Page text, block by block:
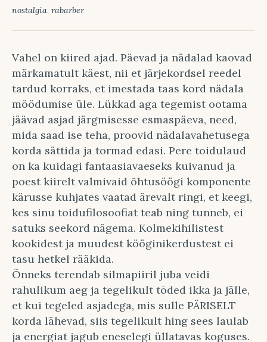
nostalgia, rabarber
Vahel on kiired ajad. Päevad ja nädalad kaovad
märkamatult käest, nii et järjekordsel reedel
tardud korraks, et imestada taas kord nädala
möödumise üle. Lükkad aga tegemist ootama
jäävad asjad järgmisesse esmaspäeva, need,
mida saad ise teha, proovid nädalavahetusega
korda sättida ja tormad edasi. Pere toidulaud
on ka kuidagi fantaasiavaeseks kuivanud ja
poest kiirelt valmivaid õhtusöögi komponente
kärusse kuhjates vaatad ärevalt ringi, et keegi,
kes sinu toidufilosoofiat teab ning tunneb, ei
satuks seekord nägema. Kolmekihilistest
kookidest ja muudest kööginikerdustest ei
tasu hetkel rääkida.
Õnneks terendab silmapiiril juba veidi
rahulikum aeg ja tegelikult tõded ikka ja jälle,
et kui tegeled asjadega, mis sulle PÄRISELT
korda lähevad, siis tegelikult hing sees laulab
ja energiat jagub eneselegi üllatavas koguses.